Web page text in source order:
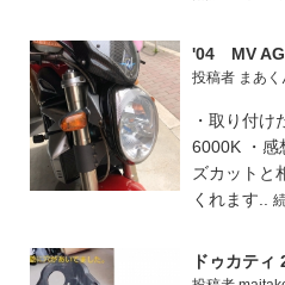
'04 MV
投稿者 まあく
・取り付
6000K ・
ズカットと
くれます..
ドゥカティ